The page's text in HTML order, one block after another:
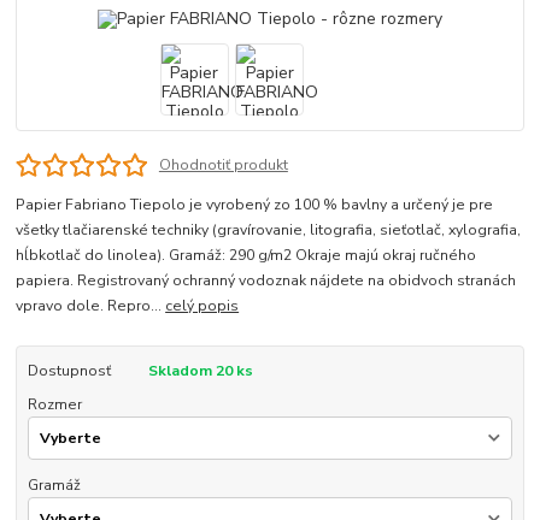
Ohodnotiť produkt
Papier Fabriano Tiepolo je vyrobený zo 100 % bavlny a určený je pre
všetky tlačiarenské techniky (gravírovanie, litografia, sieťotlač, xylografia,
hĺbkotlač do linolea). Gramáž: 290 g/m2 Okraje majú okraj ručného
papiera. Registrovaný ochranný vodoznak nájdete na obidvoch stranách
vpravo dole. Repro... celý popis
Dostupnosť
Skladom 20 ks
Rozmer
Gramáž